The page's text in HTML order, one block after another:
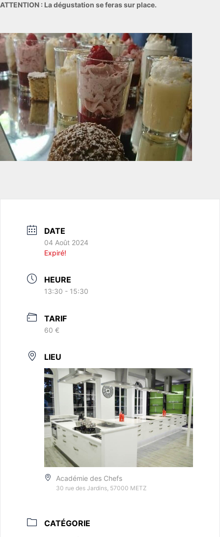
ATTENTION : La dégustation se feras sur place.
DATE
04 Août 2024
Expiré!
HEURE
13:30 - 15:30
TARIF
60 €
LIEU
Académie des Chefs
30 rue des Jardins, 57000 METZ
CATÉGORIE